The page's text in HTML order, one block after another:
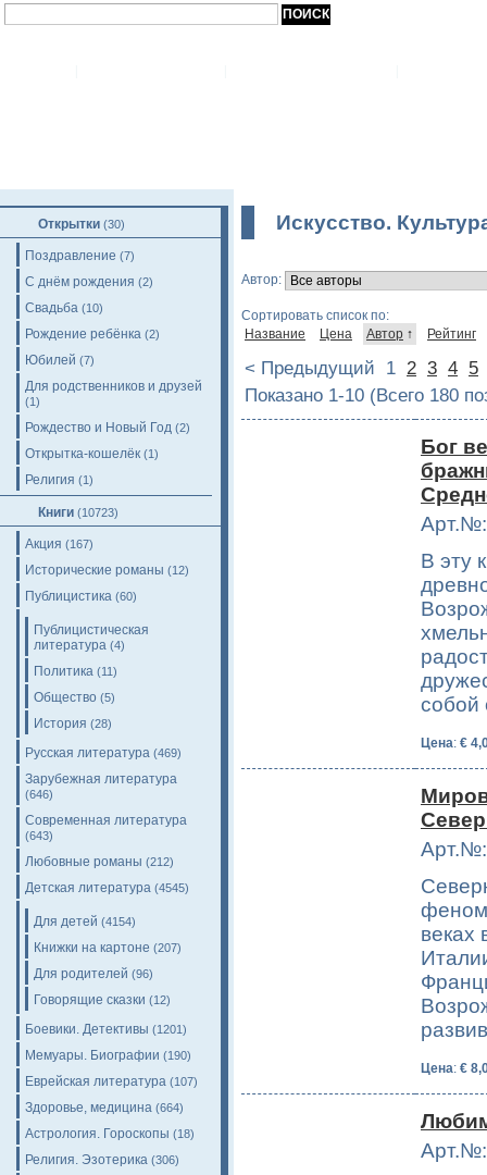
Открытки (30)
Поздравление (7)
С днём рождения (2)
Свадьба (10)
Рождение ребёнка (2)
Юбилей (7)
Для родственников и друзей
(1)
Рождество и Новый Год (2)
Открытка-кошелёк (1)
Религия (1)
Книги (10723)
Акция (167)
Исторические романы (12)
Публицистика (60)
Публицистическая
литература (4)
Политика (11)
Общество (5)
История (28)
Русская литература (469)
Зарубежная литература
(646)
Современная литература
(643)
Любовные романы (212)
Детская литература (4545)
Для детей (4154)
Книжки на картоне (207)
Для родителей (96)
Говорящие сказки (12)
Боевики. Детективы (1201)
Мемуары. Биографии (190)
Еврейская литература (107)
Здоровье, медицина (664)
Астрология. Гороскопы (18)
Религия. Эзотерика (306)
Искусство.
Автор:
Сортировать список по:
Название
Цена Автор ↑ Рейтинг
< Предыдущий 1 2 3 4 5
Показано 1-10 (Всего 180
Бог
В эту
собой
Цена: €
веках
Цена: €